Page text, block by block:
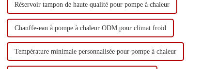
Réservoir tampon de haute qualité pour pompe à chaleur
Chauffe-eau à pompe à chaleur ODM pour climat froid
Température minimale personnalisée pour pompe à chaleur